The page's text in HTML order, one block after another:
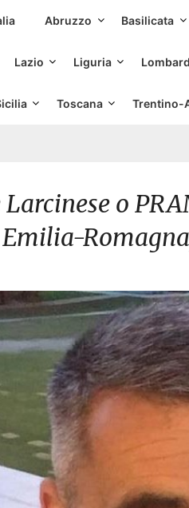
Incontri Gay
Abruzzo Basilicata
Lazio Liguria
Toscana Trentino-
Larcinese o
Emilia-